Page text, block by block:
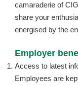
camaraderie of
share your
energised by the
Employer
Access to latest
Employees are